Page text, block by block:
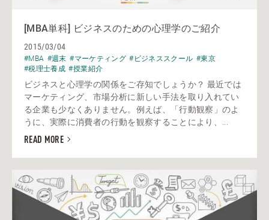
[MBA単科] ビジネスのための心理学のご紹介
2015/03/04
#MBA #週末 #マーケティング #ビジネススクール #東京
#税理士養成 #授業紹介
ビジネスと心理学の関係をご存知でしょうか？ 最近では
マーケティング、市場分析に新しい手法を取り入れてい
る企業も少なくありません。例えば、「行動観察」のよ
うに、実際に消費者の行動を観察することにより、...
READ MORE